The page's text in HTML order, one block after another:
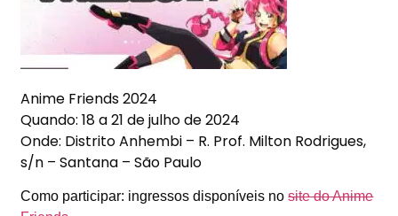
Anime Friends 2024
Quando: 18 a21 de julho de 2024
Onde: Distrito Anhembi – R. Prof. Milton Rodrigues,
s/n – Santana – São Paulo
Como participar: ingressos disponíveis nosite do Anime